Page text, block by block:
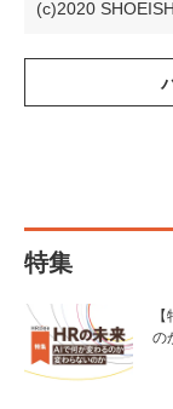
(c)2020
特集
の